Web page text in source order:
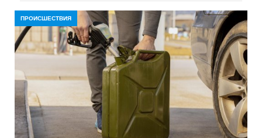
ПРОИСШЕСТВИЯ